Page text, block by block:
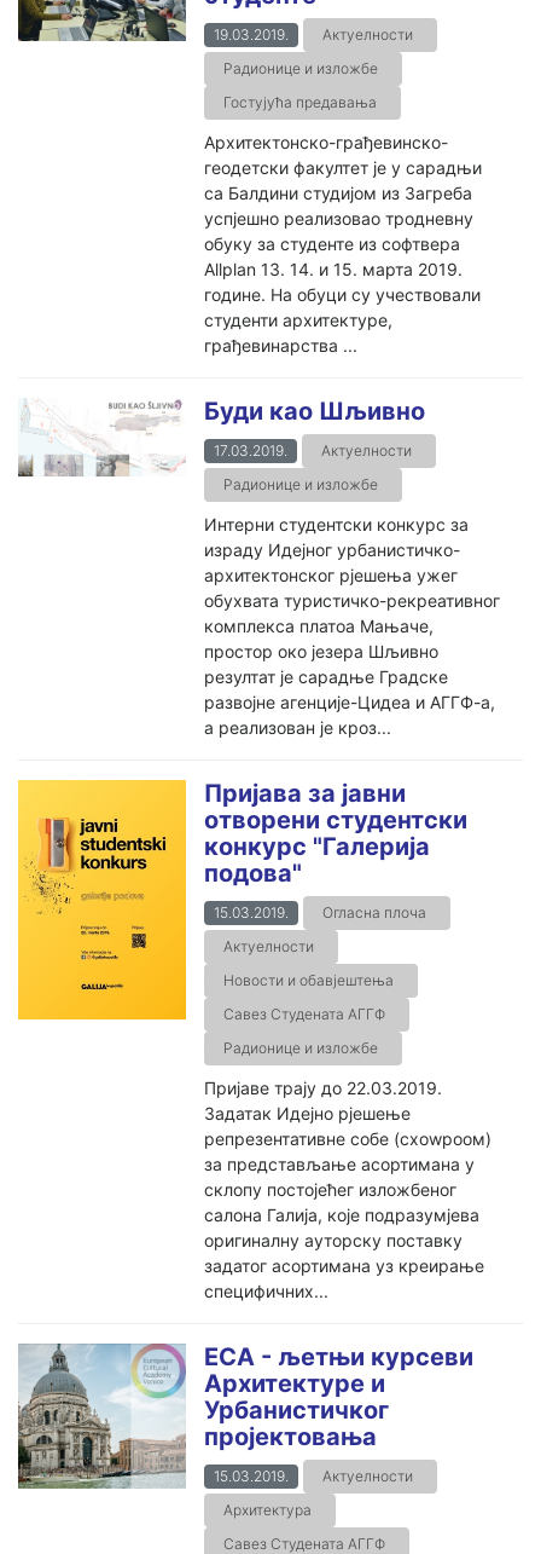
19.03.2019.
Актуелности
Радионице и изложбе
Гостујућа предавања
Архитектонско-грађевинско-
геодетски факултет је у сарадњи
са Балдини студијом из Загреба
успјешно реализовао тродневну
обуку за студенте из софтвера
Allplan 13. 14. и 15. марта 2019.
године. На обуци су учествовали
студенти архитектуре,
грађевинарства ...
Буди као Шљивно
17.03.2019.
Актуелности
Радионице и изложбе
Интерни студентски конкурс за
израду Идејног урбанистичко-
архитектонског рјешења ужег
обухвата туристичко-рекреативног
комплекса платоа Мањаче,
простор око језера Шљивно
резултат је сарадње Градске
развојне агенције-Цидеа и АГГФ-а,
а реализован је кроз...
Пријава за јавни
отворени студентски
конкурс "Галерија
подова"
15.03.2019.
Огласна плоча
Актуелности
Новости и обавјештења
Савез Студената АГГФ
Радионице и изложбе
Пријаве трају до 22.03.2019.
Задатак Идејно рјешење
репрезентативне собе (схоwроом)
за представљање асортимана у
склопу постојећег изложбеног
салона Галија, које подразумјева
оригиналну ауторску поставку
задатог асортимана уз креирање
специфичних...
ECA - љетњи курсеви
Архитектуре и
Урбанистичког
пројектовања
15.03.2019.
Актуелности
Архитектура
Савез Студената АГГФ